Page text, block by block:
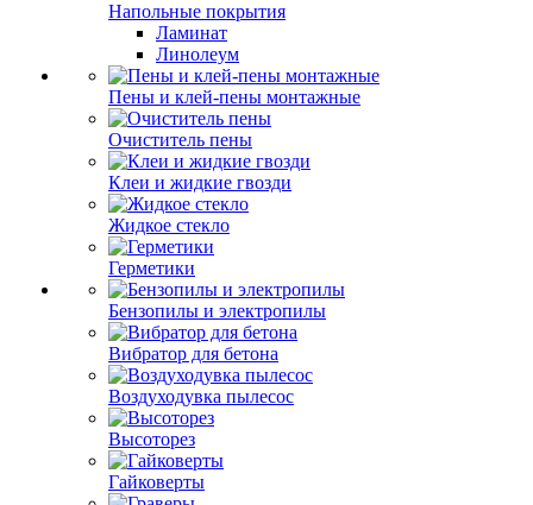
Напольные покрытия
Ламинат
Линолеум
Пены и клей-пены монтажные
Очиститель пены
Клеи и жидкие гвозди
Жидкое стекло
Герметики
Бензопилы и электропилы
Вибратор для бетона
Воздуходувка пылесос
Высоторез
Гайковерты